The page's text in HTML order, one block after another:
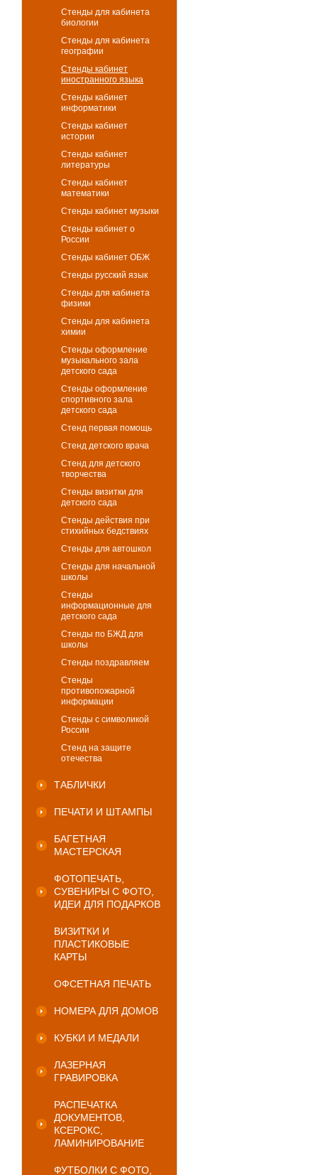
Стенды для кабинета
биологии
Стенды для кабинета
географии
Стенды кабинет
иностранного языка
Стенды кабинет
информатики
Стенды кабинет
истории
Стенды кабинет
литературы
Стенды кабинет
математики
Стенды кабинет музыки
Стенды кабинет о
России
Стенды кабинет ОБЖ
Стенды русский язык
Стенды для кабинета
физики
Стенды для кабинета
химии
Стенды оформление
музыкального зала
детского сада
Стенды оформление
спортивного зала
детского сада
Стенд первая помощь
Стенд детского врача
Стенд для детского
творчества
Стенды визитки для
детского сада
Стенды действия при
стихийных бедствиях
Стенды для автошкол
Стенды для начальной
школы
Стенды
информационные для
детского сада
Стенды по БЖД для
школы
Стенды поздравляем
Стенды
противопожарной
информации
Стенды с символикой
России
Стенд на защите
отечества
ТАБЛИЧКИ
ПЕЧАТИ И ШТАМПЫ
БАГЕТНАЯ
МАСТЕРСКАЯ
ФОТОПЕЧАТЬ,
СУВЕНИРЫ С ФОТО,
ИДЕИ ДЛЯ ПОДАРКОВ
ВИЗИТКИ И
ПЛАСТИКОВЫЕ
КАРТЫ
ОФСЕТНАЯ ПЕЧАТЬ
НОМЕРА ДЛЯ ДОМОВ
КУБКИ И МЕДАЛИ
ЛАЗЕРНАЯ
ГРАВИРОВКА
РАСПЕЧАТКА
ДОКУМЕНТОВ,
КСЕРОКС,
ЛАМИНИРОВАНИЕ
ФУТБОЛКИ С ФОТО,